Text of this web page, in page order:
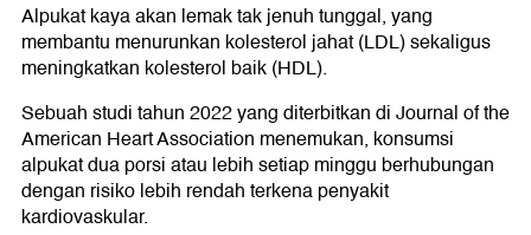
Alpukat kaya akan lemak tak jenuh tunggal, yang
membantu menurunkan kolesterol jahat (LDL) sekaligus
meningkatkan kolesterol baik (HDL).
Sebuah studi tahun 2022 yang diterbitkan di Journal of the
American Heart Association menemukan, konsumsi
alpukat dua porsi atau lebih setiap minggu berhubungan
dengan risiko lebih rendah terkena penyakit
kardiovaskular.